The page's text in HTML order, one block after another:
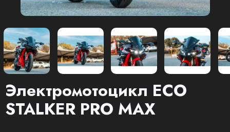
Электромотоцикл ECO
STALKER PRO MAX